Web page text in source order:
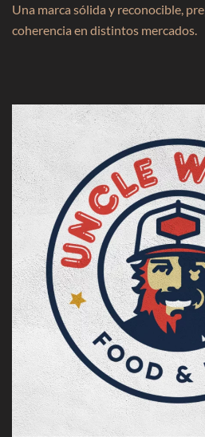
Una marca sólida y reconocible,
coherencia en distintos mercados.